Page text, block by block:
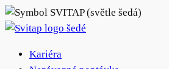
Kariéra